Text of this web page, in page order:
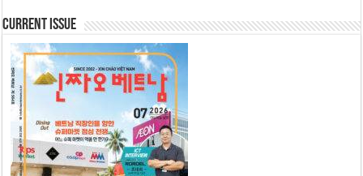
Current Issue